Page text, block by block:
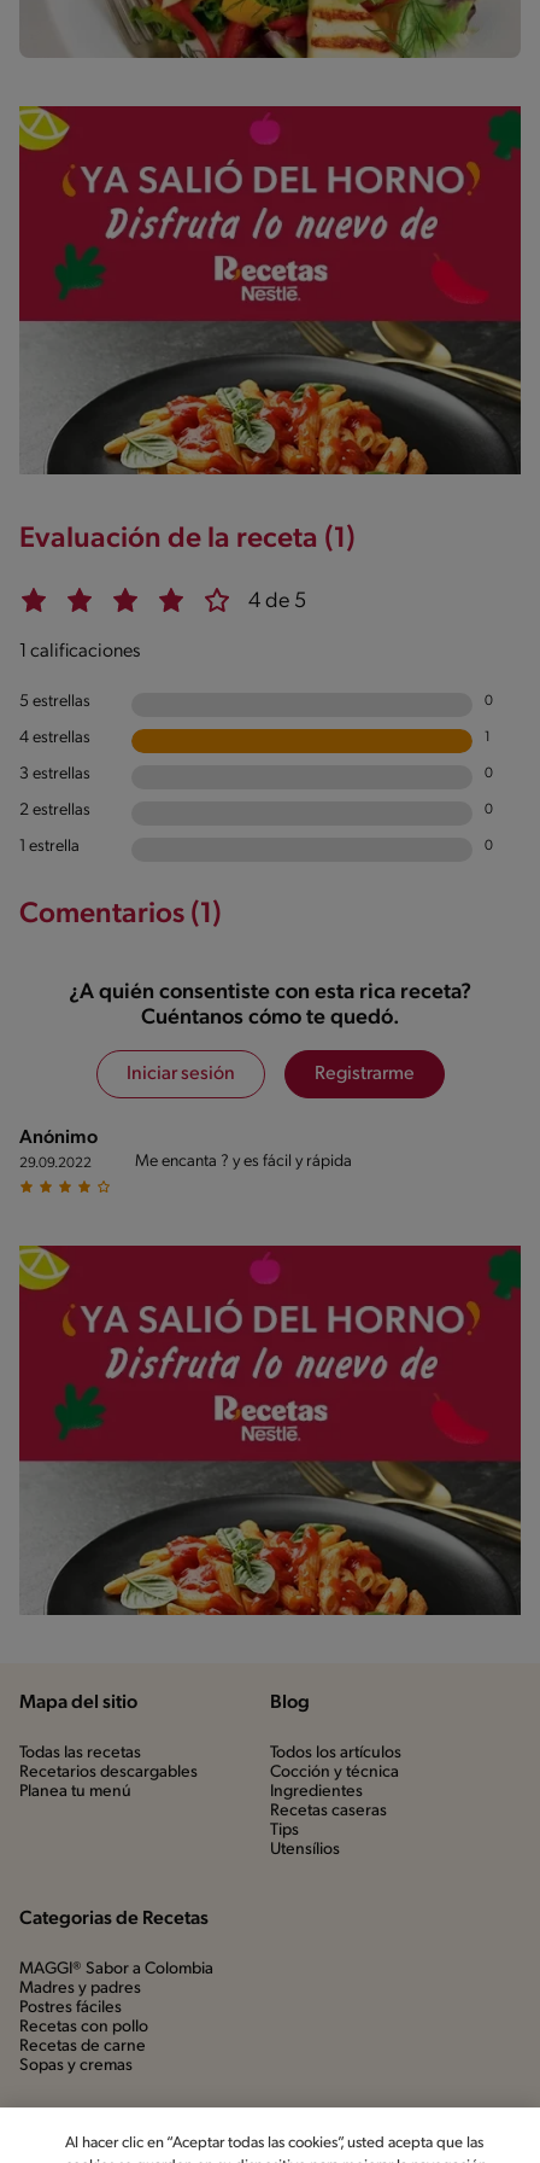
Evaluación de la receta (1)
4 de 5
1 calificaciones
5 estrellas 0
4 estrellas
3 estrellas 0
2 estrellas 0
1 estrella 0
Comentarios (1)
¿A quién consentiste con esta rica receta?
Cuéntanos cómo te quedó.
Iniciar sesión Registrarme
Anónimo
29.09.2022 Me encanta ? y es fácil y rápida
Mapa del sitio
Todas las recetas
Recetarios descargables
Planea tu menú
Blog
Todos los artículos
Cocción y técnica
Ingredientes
Recetas caseras
Tips
Utensílios
Categorias de Recetas
MAGGI® Sabor a Colombia
Madres y padres
Postres fáciles
Recetas con pollo
Recetas de carne
Sopas y cremas
Al hacer clic en “Aceptar todas las cookies”, usted acepta que las